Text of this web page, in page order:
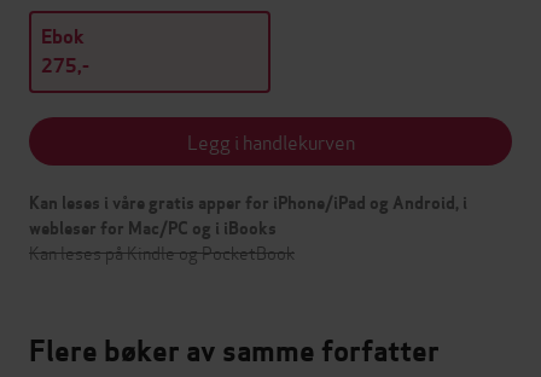
Ebok
275,-
Legg i handlekurven
Kan leses i våre gratis apper for iPhone/iPad og Android, i
webleser for Mac/PC og i iBooks
Kan leses på Kindle og PocketBook
Flere bøker av samme forfatter